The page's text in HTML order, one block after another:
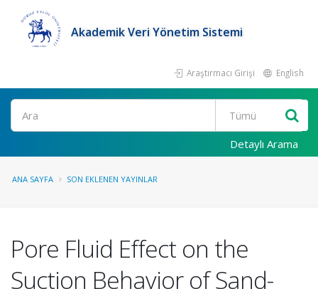
Akademik Veri Yönetim Sistemi
Araştırmacı Girişi English
Ara
Detaylı Arama
ANA SAYFA SON EKLENEN YAYINLAR
Pore Fluid Effect on the
Suction Behavior of Sand-